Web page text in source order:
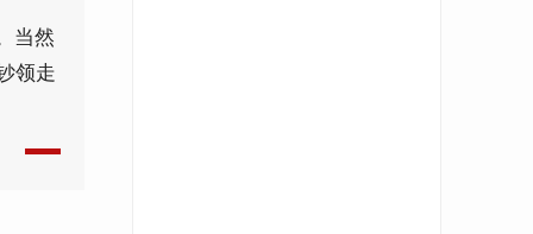
当然
领走